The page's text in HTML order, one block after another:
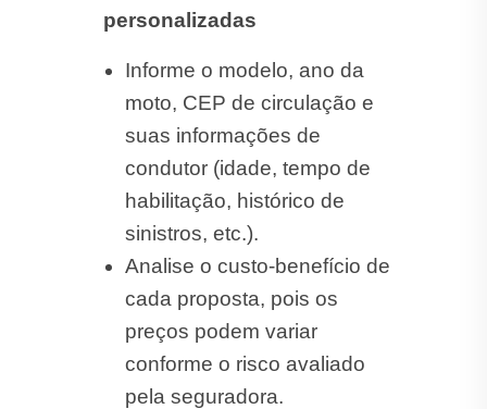
personalizadas
Informe o modelo, ano da
moto, CEP de circulação e
suas informações de
condutor (idade, tempo de
habilitação, histórico de
sinistros, etc.).
Analise o custo-benefício de
cada proposta, pois os
preços podem variar
conforme o risco avaliado
pela seguradora.